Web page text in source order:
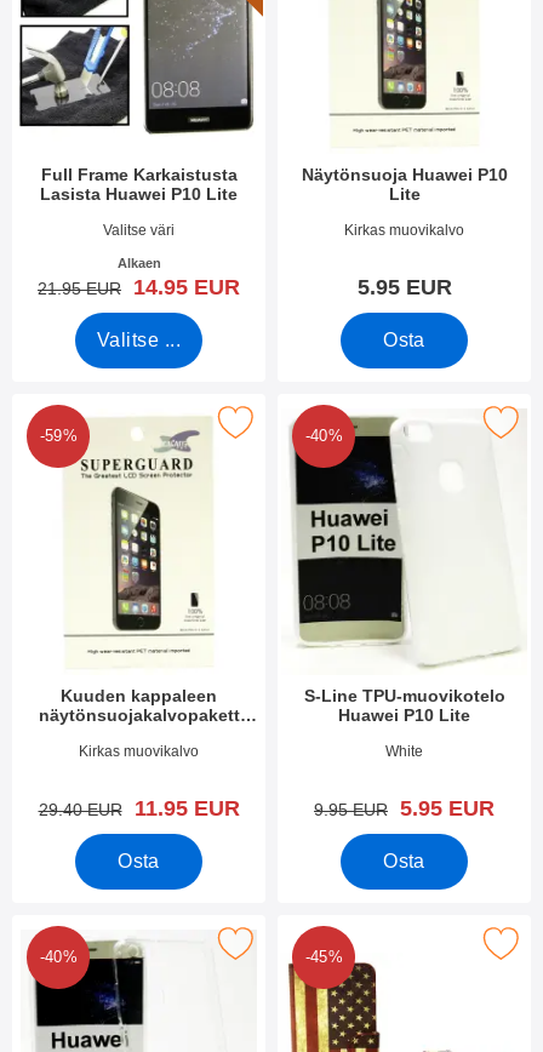
Full Frame Karkaistusta
Lasista Huawei P10 Lite
Tuote.nro 22745
Valitse väri
Alkaen
vanha hinta
21.95 EUR uusi hinta
14.95 EUR
Valitse ...
Näytönsuoja Huawei P10
Lite
Tuote.nro 22740
Kirkas muovikalvo
5.95 EUR
Osta
-59%
Kuuden kappaleen
näytönsuojakalvopakett
Tuote.nro 22739
Kirkas muovikalvo
vanha hinta
29.40 EUR uusi hinta
11.95 EUR
Osta
kappaleen näytönsuojakalvopakett Huawei P10 Lite
-40%
S-Line TPU-muovikotelo
Huawei P10 Lite
Tuote.nro 22772
White
vanha hinta
9.95 EUR uusi hinta
5.95 EUR
Osta
Merkitse s-Line TPU-muovikotelo
-40%
ultra Thin TPU Kotelo Huawei P10 Lite suosikiksi
-45%
Merkitse kuviolompakko